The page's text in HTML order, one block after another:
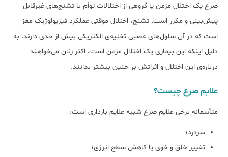
صرع یک اختلال مزمن یا گروهی از اختلالات توأم با تشنج‌های غیرقابل
پیش‌بینی و مکرر است. تشنج، اختلال موقتی عملکرد فیزیولوژیک مغز
است که در آن سلول‌های عصبی تخلیه‌ی الکتریکی بیش از حدی دارند. به
دلیل اینکه این بیماری یک اختلال مزمن است، اکثر زنان می‌خواهند
درباره‌ی این اختلال و اثراتش بر جنین بیشتر بدانند.
علایم صرع چیست؟
متأسفانه برخی علایم صرع شبیه علایم بارداری است:
سردرد؛
تغییر خلق و خوی یا کاهش سطح انرژی؛